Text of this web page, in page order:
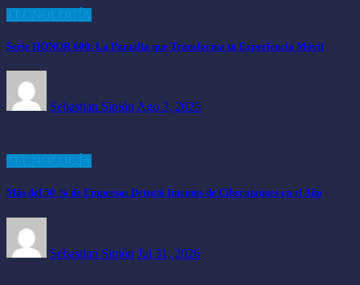
Serie HONOR 600: La Pantalla que Transforma tu Experiencia Móvil
Sebastian Sipión Ago 3, 2026
Más del 50 % de Empresas Detectó Intentos de Ciberataques en el Año
Sebastian Sipión Jul 31, 2026